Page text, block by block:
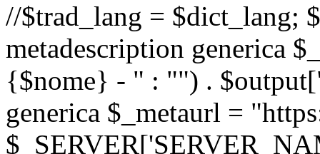
//$trad_lang = $dict_lang;
metadescription generica
{$nome} - " : "") .
generica $_metaurl =